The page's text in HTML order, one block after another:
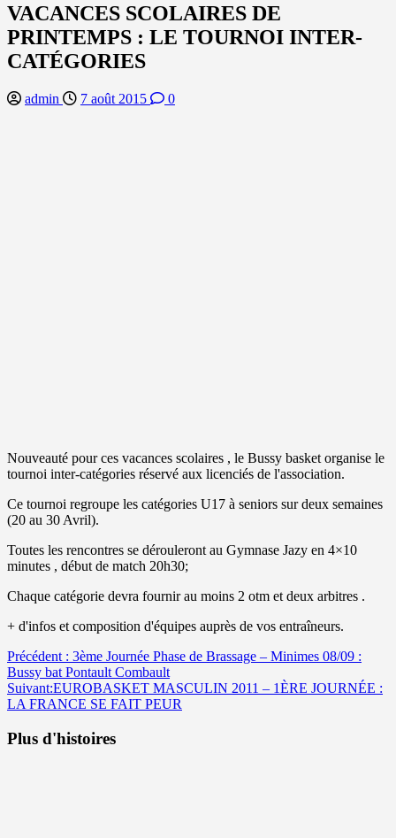
VACANCES SCOLAIRES DE
PRINTEMPS : LE TOURNOI INTER-
CATÉGORIES
admin 7 août 2015 0
Nouveauté pour ces vacances scolaires , le Bussy basket organise le
tournoi inter-catégories réservé aux licenciés de l'association.
Ce tournoi regroupe les catégories U17 à seniors sur deux semaines
(20 au 30 Avril).
Toutes les rencontres se dérouleront au Gymnase Jazy en 4×10
minutes , début de match 20h30;
Chaque catégorie devra fournir au moins 2 otm et deux arbitres .
+ d'infos et composition d'équipes auprès de vos entraîneurs.
Navigation
d’article
Précédent : 3ème Journée Phase de Brassage – Minimes 08/09 :
Bussy bat Pontault Combault
Suivant:EUROBASKET MASCULIN 2011 – 1ÈRE JOURNÉE :
LA FRANCE SE FAIT PEUR
Plus d'histoires